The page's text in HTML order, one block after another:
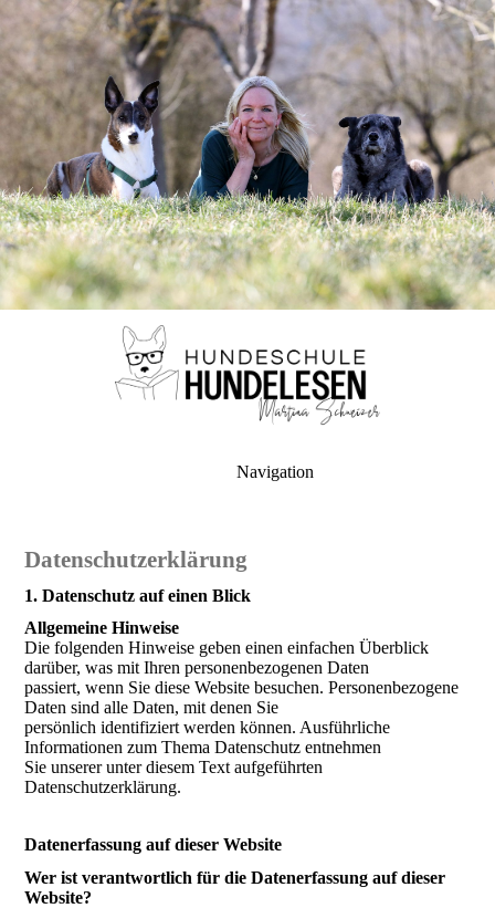
Navigation
Datenschutzerklärung
1. Datenschutz auf einen Blick
Allgemeine Hinweise
Die folgenden Hinweise geben einen einfachen Überblick
darüber, was mit Ihren personenbezogenen Daten
passiert, wenn Sie diese Website besuchen. Personenbezogene
Daten sind alle Daten, mit denen Sie
persönlich identifiziert werden können. Ausführliche
Informationen zum Thema Datenschutz entnehmen
Sie unserer unter diesem Text aufgeführten
Datenschutzerklärung.
Datenerfassung auf dieser Website
Wer ist verantwortlich für die Datenerfassung auf dieser
Website?